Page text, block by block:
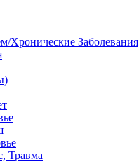
Хронические Заболевания
Травма